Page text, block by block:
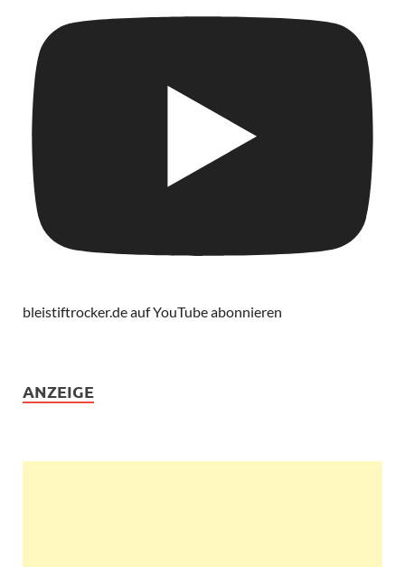
bleistiftrocker.de auf YouTube abonnieren
ANZEIGE